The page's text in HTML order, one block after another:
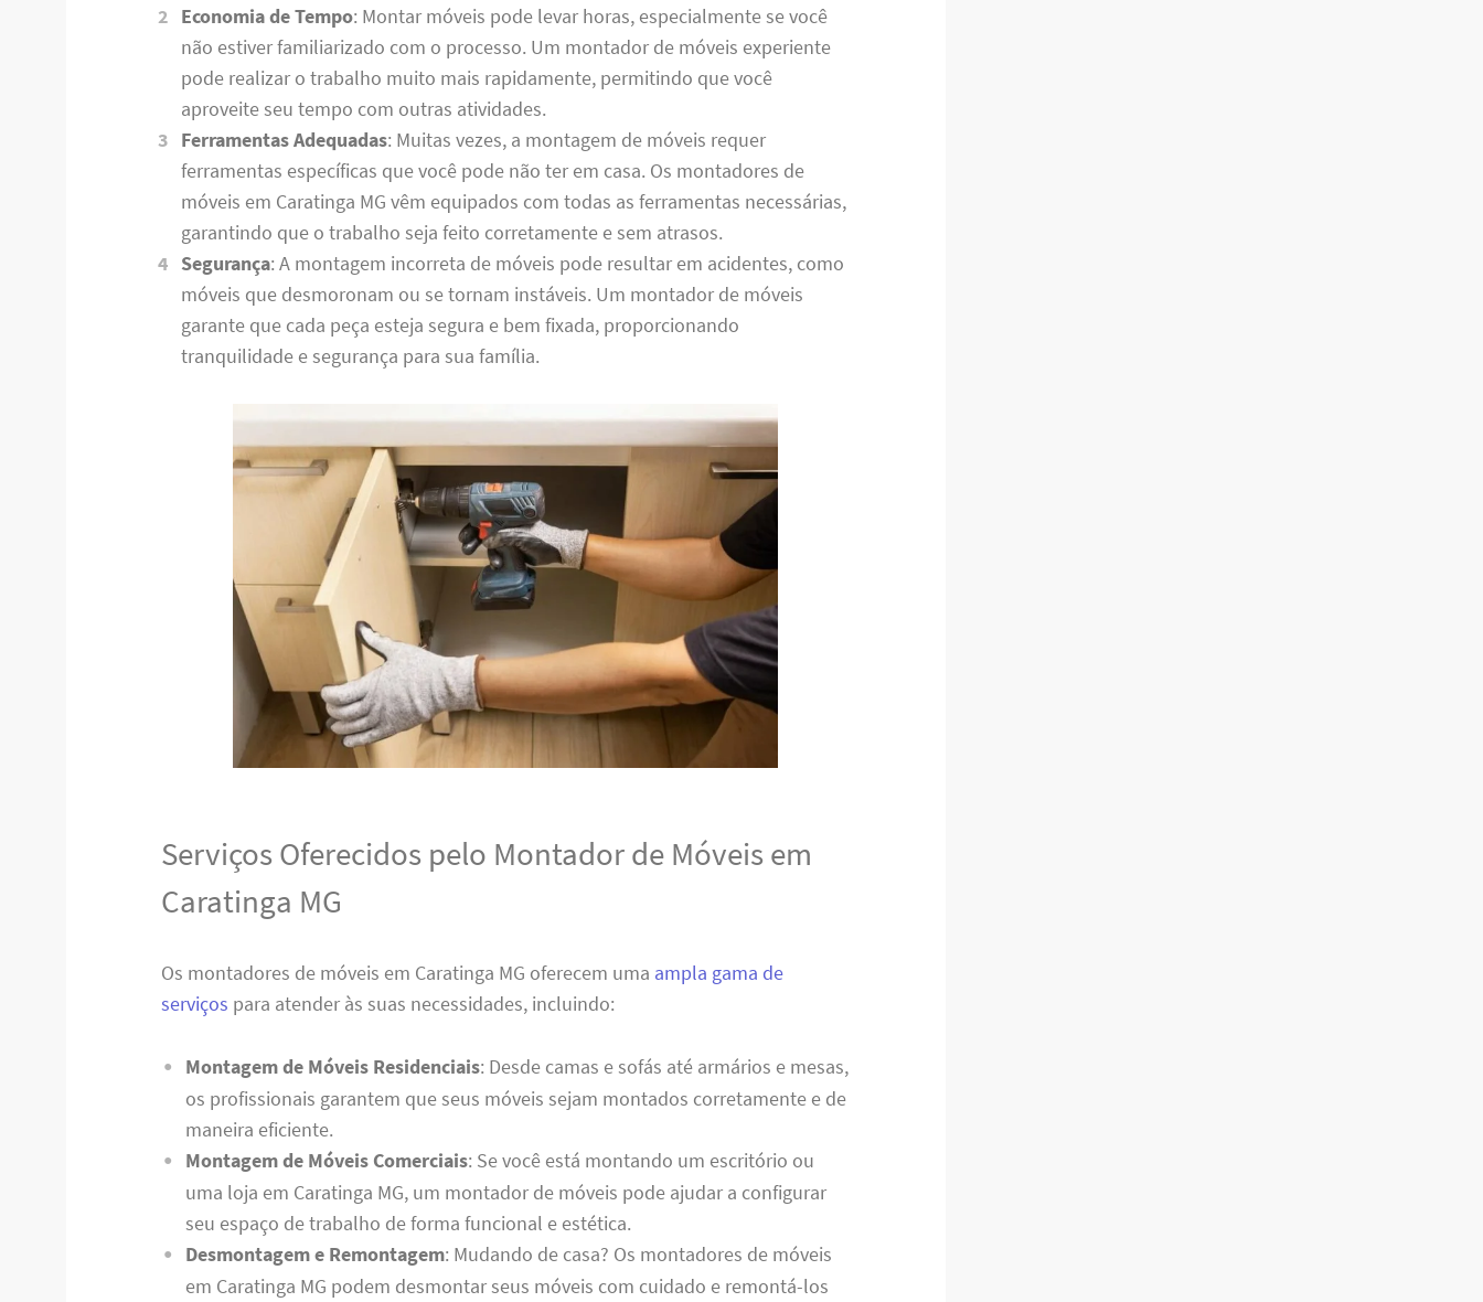
Economia de Tempo: Montar móveis pode levar horas, especialmente se você
não estiver familiarizado com o processo. Um montador de móveis experiente
pode realizar o trabalho muito mais rapidamente, permitindo que você
aproveite seu tempo com outras atividades.
Ferramentas Adequadas: Muitas vezes, a montagem de móveis requer
ferramentas específicas que você pode não ter em casa. Os montadores de
móveis em Caratinga MG vêm equipados com todas as ferramentas necessárias,
garantindo que o trabalho seja feito corretamente e sem atrasos.
Segurança: A montagem incorreta de móveis pode resultar em acidentes, como
móveis que desmoronam ou se tornam instáveis. Um montador de móveis
garante que cada peça esteja segura e bem fixada, proporcionando
tranquilidade e segurança para sua família.
Serviços Oferecidos pelo Montador de Móveis em
Caratinga MG
Os montadores de móveis em Caratinga MG oferecem uma ampla gama de
serviços para atender às suas necessidades, incluindo:
Montagem de Móveis Residenciais: Desde camas e sofás até armários e mesas,
os profissionais garantem que seus móveis sejam montados corretamente e de
maneira eficiente.
Montagem de Móveis Comerciais: Se você está montando um escritório ou
uma loja em Caratinga MG, um montador de móveis pode ajudar a configurar
seu espaço de trabalho de forma funcional e estética.
Desmontagem e Remontagem: Mudando de casa? Os montadores de móveis
em Caratinga MG podem desmontar seus móveis com cuidado e remontá-los